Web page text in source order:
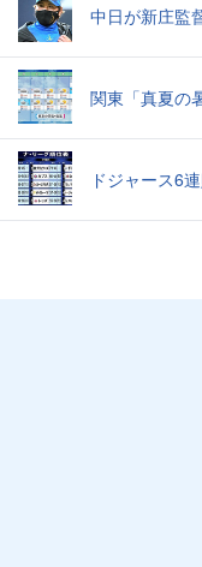
中日が新庄監
関東「真夏の
ドジャース6